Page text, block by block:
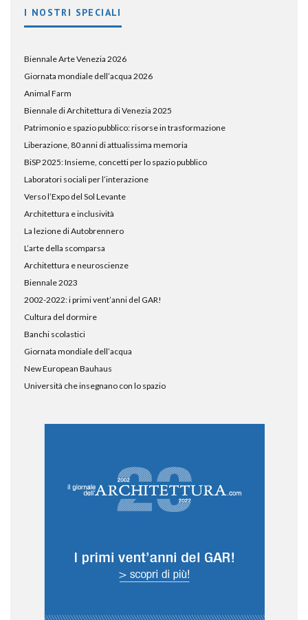
I NOSTRI SPECIALI
Biennale Arte Venezia 2026
Giornata mondiale dell’acqua 2026
Animal Farm
Biennale di Architettura di Venezia 2025
Patrimonio e spazio pubblico: risorse in trasformazione
Liberazione, 80 anni di attualissima memoria
BiSP 2025: Insieme, concetti per lo spazio pubblico
Laboratori sociali per l’interazione
Verso l’Expo del Sol Levante
Architettura e inclusività
La lezione di Autobrennero
L’arte della scomparsa
Architettura e neuroscienze
Biennale 2023
2002-2022: i primi vent’anni del GAR!
Cultura del dormire
Banchi scolastici
Giornata mondiale dell’acqua
New European Bauhaus
Università che insegnano con lo spazio